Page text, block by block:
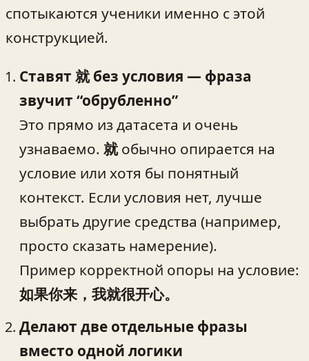
спотыкаются ученики именно с этой
конструкцией.
Ставят 就 без условия — фраза
звучит “обрубленно”
Это прямо из датасета и очень
узнаваемо. 就обычно опирается на
условие или хотя бы понятный
контекст. Если условия нет, лучше
выбрать другие средства (например,
просто сказать намерение).
Пример корректной опоры на условие:
如果你来，我就很开心。
Делают две отдельные фразы
вместо одной логики